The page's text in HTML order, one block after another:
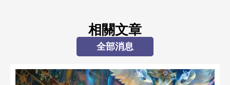
相關文章
全部消息